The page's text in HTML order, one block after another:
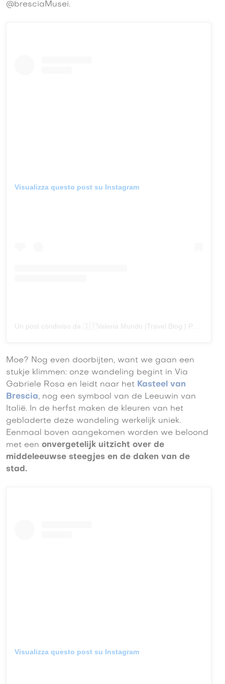
@bresciaMusei.
Visualizza questo post su Instagram
Moe? Nog even doorbijten, want we gaan een
stukje klimmen: onze wandeling begint in Via
Gabriele Rosa en leidt naar het Kasteel van
Brescia, nog een symbool van de Leeuwin van
Italië. In de herfst maken de kleuren van het
gebladerte deze wandeling werkelijk uniek.
Eenmaal boven aangekomen worden we beloond
met een onvergetelijk uitzicht over de
middeleeuwse steegjes en de daken van de
stad.
Visualizza questo post su Instagram